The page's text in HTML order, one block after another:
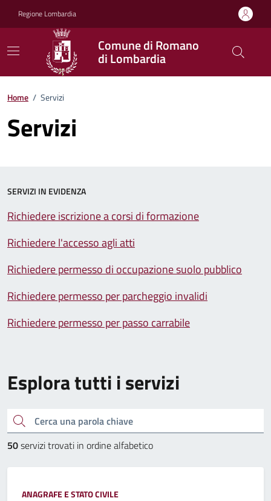
Regione Lombardia
Comune di Romano
di Lombardia
Home / Servizi
Servizi
Esplora tutti i servizi
Cerca una parola chiave
50servizi trovati in ordine alfabetico
ANAGRAFE E STATO CIVILE
SERVIZI IN EVIDENZA
Richiedere iscrizione a corsi di formazione
Richiedere l'accesso agli atti
Richiedere permesso di occupazione suolo pubblico
Richiedere permesso per parcheggio invalidi
Richiedere permesso per passo carrabile